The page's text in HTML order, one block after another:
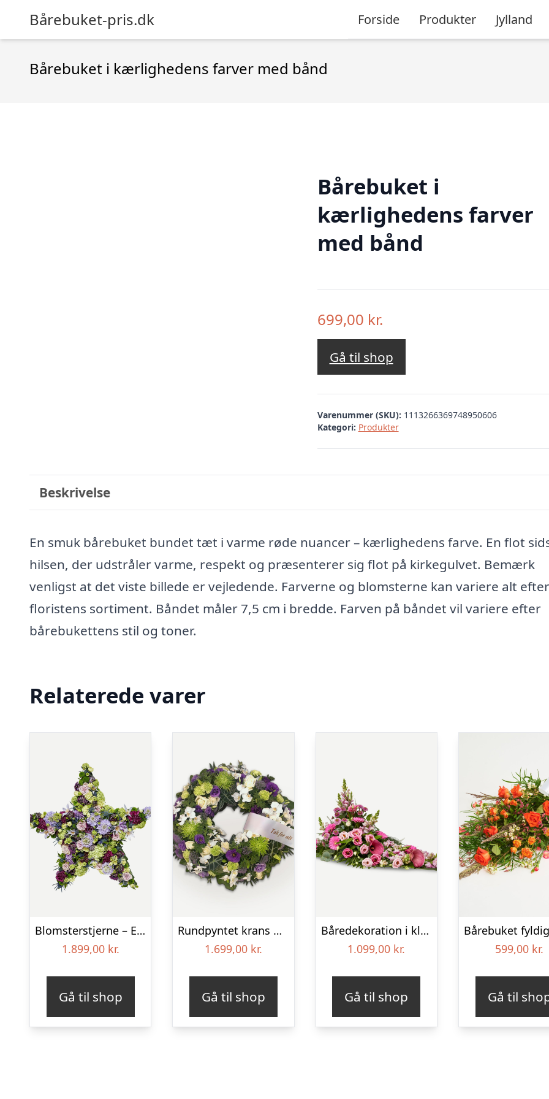
Bårebuket-pris.dk Forside Produkter Jylland
Bårebuket i kærlighedens farver med bånd
Bårebuket i
kærlighedens farver
med bånd
699,00 kr.
Gå til shop
Varenummer (SKU): 1113266369748950606
Kategori: Produkter
Beskrivelse
En smuk bårebuket bundet tæt i varme røde nuancer – kærlighedens farve. En flot
hilsen, der udstråler varme, respekt og præsenterer sig flot på kirkegulvet. Bemærk
venligst at det viste billede er vejledende. Farverne og blomsterne kan variere alt efter
floristens sortiment. Båndet måler 7,5 cm i bredde. Farven på båndet vil variere efter
bårebukettens stil og toner.
Relaterede varer
Blomsterstjerne – Et eksklusivt farvel
1.899,00 kr.
Gå til shop
Rundpyntet krans med orkideer og bånd
1.699,00 kr.
Gå til shop
Båredekoration i klassisk stil – pink
1.099,00 kr.
Gå til shop
599,00 kr.
Gå til